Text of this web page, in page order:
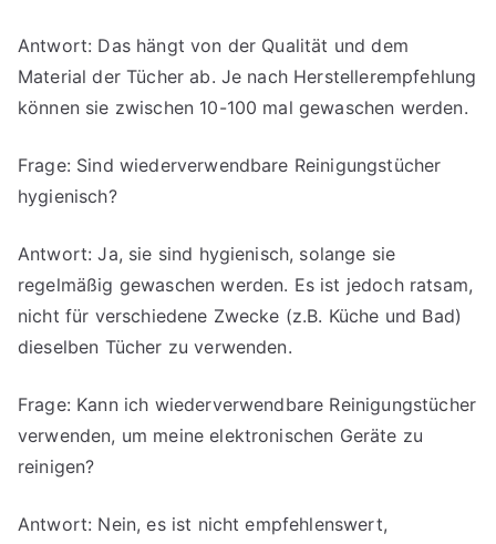
Antwort: Das hängt von der Qualität und dem
Material der Tücher ab. Je nach Herstellerempfehlung
können sie zwischen 10-100 mal gewaschen werden.
Frage: Sind wiederverwendbare Reinigungstücher
hygienisch?
Antwort: Ja, sie sind hygienisch, solange sie
regelmäßig gewaschen werden. Es ist jedoch ratsam,
nicht für verschiedene Zwecke (z.B. Küche und Bad)
dieselben Tücher zu verwenden.
Frage: Kann ich wiederverwendbare Reinigungstücher
verwenden, um meine elektronischen Geräte zu
reinigen?
Antwort: Nein, es ist nicht empfehlenswert,